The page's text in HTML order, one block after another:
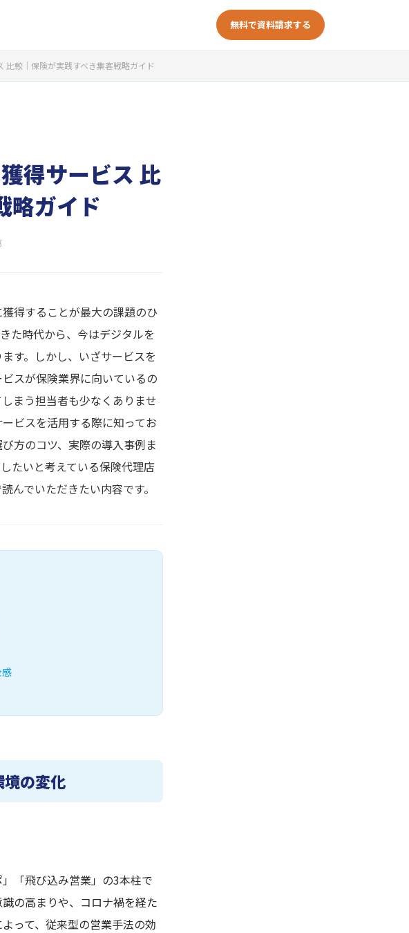
無料で資料請求する
比較｜保険が実践すべき集客戦略ガイド
得サービス 比
略ガイド
得することが最大の課題のひ
た時代から、今はデジタルを
す。しかし、いざサービスを
スが保険業界に向いているの
まう担当者も少なくありませ
ビスを活用する際に知ってお
方のコツ、実際の導入事例ま
たいと考えている保険代理店
んでいただきたい内容です。
の変化
「飛び込み営業」の3本柱で
の高まりや、コロナ禍を経た
って、従来型の営業手法の効